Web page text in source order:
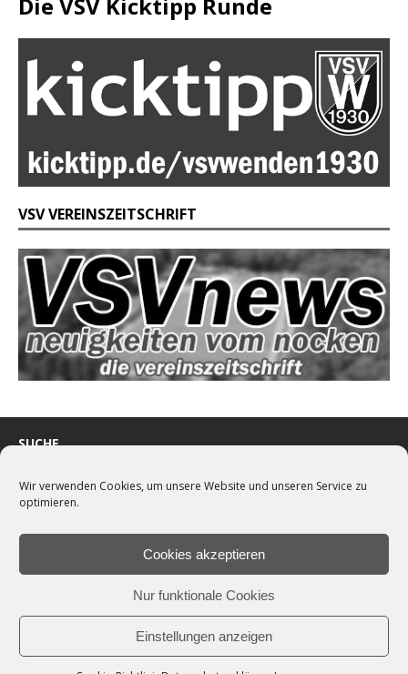
Wir verwenden Cookies, um unsere Website und unseren Service zu
optimieren.
Cookies akzeptieren
Nur funktionale Cookies
Einstellungen anzeigen
Die VSV Kicktipp Runde
VSV VEREINSZEITSCHRIFT
SUCHE
ARCHIV
NOSTALGIE